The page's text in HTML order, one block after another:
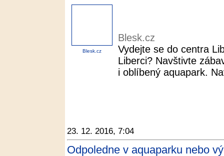
Blesk.cz
Blesk.cz
Vydejte se do centra
Liberci? Navštivte
i oblíbený aquapark.
23. 12. 2016, 7:04
Odpoledne v aquaparku nebo